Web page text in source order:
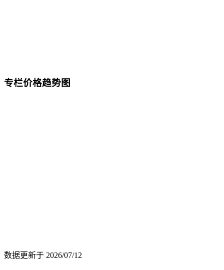
专栏价格趋势图
数据更新于 2026/07/12